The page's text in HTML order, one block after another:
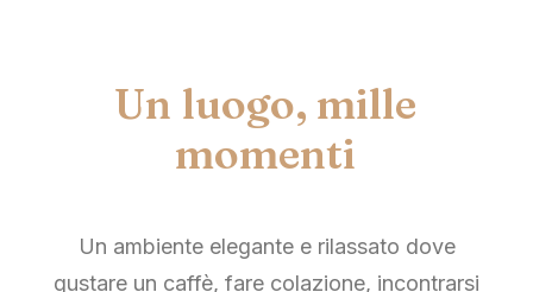
Un luogo, mille
momenti
Un ambiente elegante e rilassato dove
gustare un caffè, fare colazione, incontrarsi